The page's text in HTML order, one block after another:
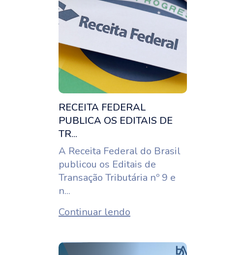
RECEITA FEDERAL
PUBLICA OS EDITAIS DE
TR...
A Receita Federal do Brasil
publicou os Editais de
Transação Tributária nº 9 e
n...
Continuar lendo